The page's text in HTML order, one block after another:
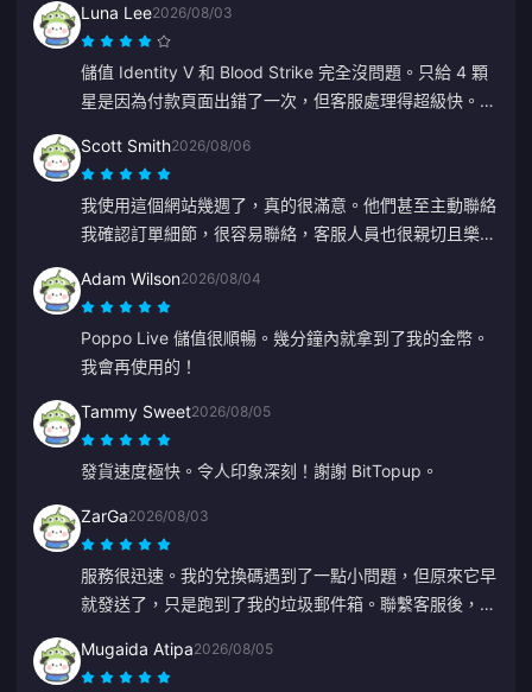
Luna Lee2026/08/03
儲值 Identity V 和 Blood Strike 完全沒問題。只給 4 顆
星是因為付款頁面出錯了一次，但客服處理得超級快。價
Scott Smith2026/08/06
我使用這個網站幾週了，真的很滿意。他們甚至主動聯絡
我確認訂單細節，很容易聯絡，客服人員也很親切且樂於
Adam Wilson2026/08/04
Poppo Live 儲值很順暢。幾分鐘內就拿到了我的金幣。
我會再使用的！
Tammy Sweet2026/08/05
發貨速度極快。令人印象深刻！謝謝 BitTopup。
ZarGa2026/08/03
服務很迅速。我的兌換碼遇到了一點小問題，但原來它早
就發送了，只是跑到了我的垃圾郵件箱。聯繫客服後，在
Mugaida Atipa2026/08/05